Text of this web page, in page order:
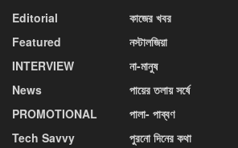
Editorial
Featured
INTERVIEW
News
PROMOTIONAL
Tech Savvy
কাজের খবর
নস্টালজিয়া
না-মানুষ
পায়ের তলায় সর্ষে
পালা- পাব্বণ
পুরনো দিনের কথা